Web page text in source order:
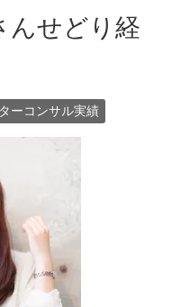
んせどり経
ーコンサル実績